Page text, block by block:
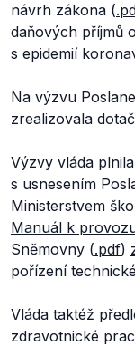
návrh zákona (
daňových příjmů
s epidemií
Na výzvu
zrealizovala
Výzvy vláda
s usnesením
Ministerstvem
Manuál k
Sněmovny (.pdf)
pořízení
Vláda taktéž
zdravotnické